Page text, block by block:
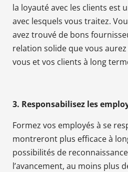
la loyauté avec les clients est
avec lesquels vous traitez.
avez trouvé de bons
relation solide que vous
vous et vos clients à long
3. Responsabilisez les
Formez vos employés à se
montreront plus efficace à
possibilités de
l’avancement, au moins plus